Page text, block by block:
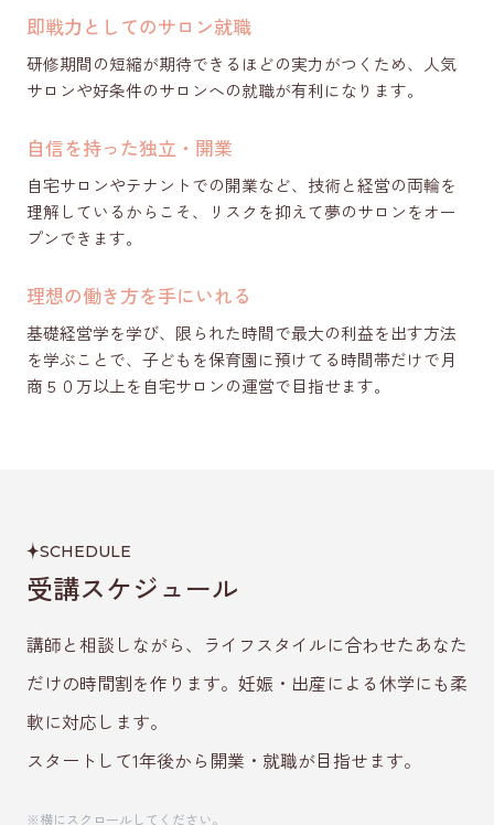
即戦力としてのサロン就職
研修期間の短縮が期待できるほどの実力がつくため、人気
サロンや好条件のサロンへの就職が有利になります。
自信を持った独立・開業
自宅サロンやテナントでの開業など、技術と経営の両輪を
理解しているからこそ、リスクを抑えて夢のサロンをオー
プンできます。
理想の働き方を手にいれる
基礎経営学を学び、限られた時間で最大の利益を出す方法
を学ぶことで、子どもを保育園に預けてる時間帯だけで月
商５０万以上を自宅サロンの運営で目指せます。
SCHEDULE
受講スケジュール
講師と相談しながら、ライフスタイルに合わせたあなた
だけの時間割を作ります。妊娠・出産による休学にも柔
軟に対応します。
スタートして1年後から開業・就職が目指せます。
※横にスクロールしてください。